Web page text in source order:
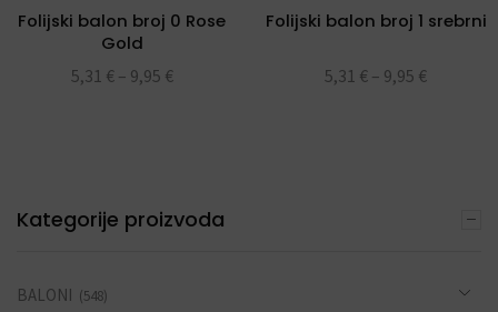
Folijski balon broj 0 Rose
Gold
5,31 € – 9,95 €
Folijski balon broj 1 srebrni
5,31 € – 9,95 €
Kategorije proizvoda
BALONI (548)